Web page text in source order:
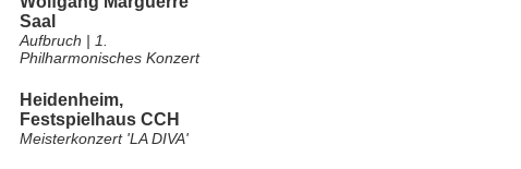
Saal
Aufbruch | 1.
Philharmonisches Konzert
Heidenheim,
Festspielhaus CCH
Meisterkonzert 'LA DIVA'